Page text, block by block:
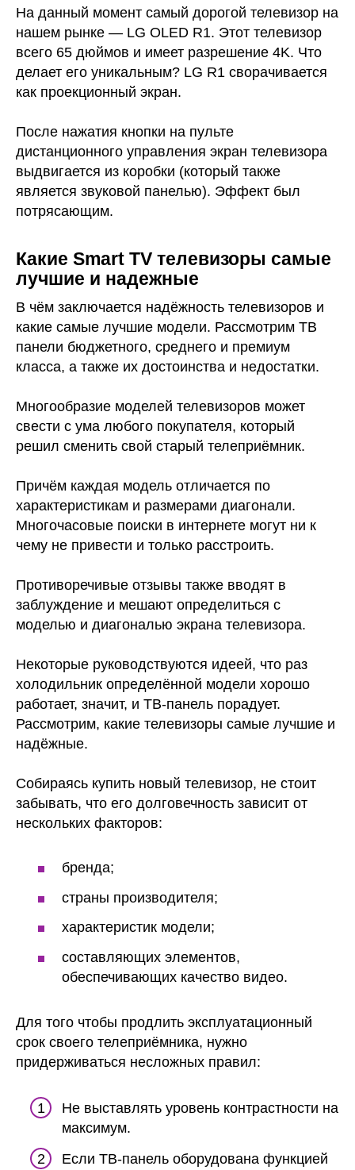
На данный момент самый дорогой телевизор на
нашем рынке — LG OLED R1. Этот телевизор
всего 65 дюймов и имеет разрешение 4K. Что
делает его уникальным? LG R1 сворачивается
как проекционный экран.
После нажатия кнопки на пульте
дистанционного управления экран телевизора
выдвигается из коробки (который также
является звуковой панелью). Эффект был
потрясающим.
Какие Smart TV телевизоры самые
лучшие и надежные
В чём заключается надёжность телевизоров и
какие самые лучшие модели. Рассмотрим ТВ
панели бюджетного, среднего и премиум
класса, а также их достоинства и недостатки.
Многообразие моделей телевизоров может
свести с ума любого покупателя, который
решил сменить свой старый телеприёмник.
Причём каждая модель отличается по
характеристикам и размерами диагонали.
Многочасовые поиски в интернете могут ни к
чему не привести и только расстроить.
Противоречивые отзывы также вводят в
заблуждение и мешают определиться с
моделью и диагональю экрана телевизора.
Некоторые руководствуются идеей, что раз
холодильник определённой модели хорошо
работает, значит, и ТВ-панель порадует.
Рассмотрим, какие телевизоры самые лучшие и
надёжные.
Собираясь купить новый телевизор, не стоит
забывать, что его долговечность зависит от
нескольких факторов:
бренда;
страны производителя;
характеристик модели;
составляющих элементов,
обеспечивающих качество видео.
Для того чтобы продлить эксплуатационный
срок своего телеприёмника, нужно
придерживаться несложных правил:
Не выставлять уровень контрастности на
максимум.
Если ТВ-панель оборудована функцией